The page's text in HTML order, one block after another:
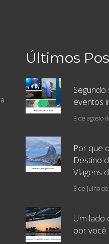
Últimos
eventos
3 de agosto
Por que
Destino
Viagens
3 de julho
Um lado
por você